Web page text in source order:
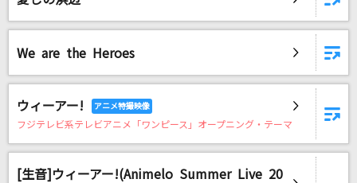
ハルカ
YOASOBI
[生音]サウダージ
ポルノグラフィティ
P・A・R・A・D・O・X
嵐(アラシ)
We are the Heroes
ウィーアー!
フジテレビ系テレビアニメ「ワンピース」オープニング・テーマ
[生音]ウィーアー!(Animelo Summer Live 20